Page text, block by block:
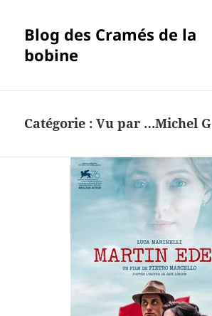
Blog des Cramés de la
bobine
Catégorie :Vu par …Michel G